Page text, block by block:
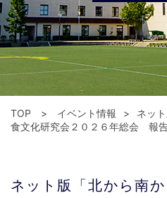
TOP イベント情報 ネッ
食文化研究会２０２６年総会 報
ネット版「北から南か